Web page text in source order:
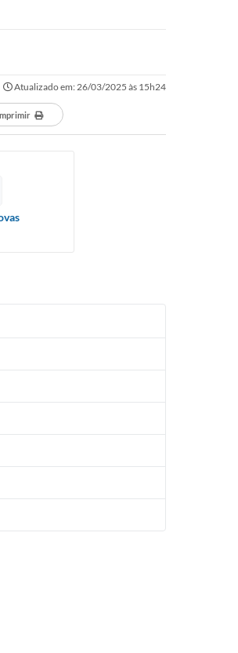
Atualizado em: 26/03/2025 às 15h24